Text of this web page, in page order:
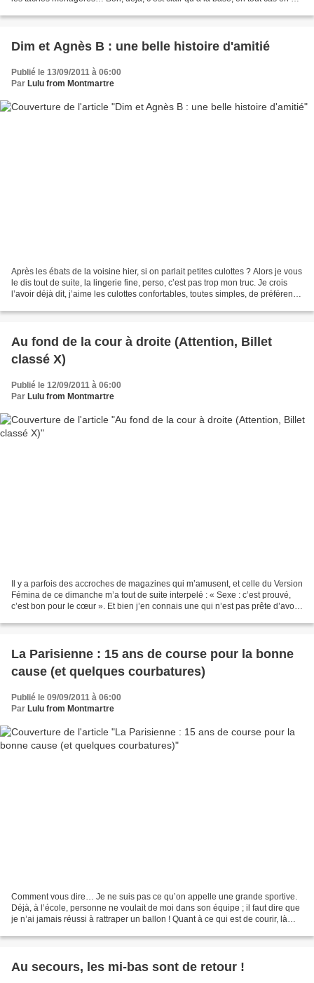
Dim et Agnès B : une belle histoire d'amitié
Publié le 13/09/2011 à 06:00
Par Lulu from Montmartre
Après les ébats de la voisine hier, si on parlait petites culottes ? Alors je vous
le dis tout de suite, la lingerie fine, perso, c’est pas trop mon truc. Je crois
l’avoir déjà dit, j’aime les culottes confortables, toutes simples, de préférence
Au fond de la cour à droite (Attention, Billet
classé X)
Publié le 12/09/2011 à 06:00
Par Lulu from Montmartre
Il y a parfois des accroches de magazines qui m’amusent, et celle du Version
Fémina de ce dimanche m’a tout de suite interpelé : « Sexe : c’est prouvé,
c’est bon pour le cœur ». Et bien j’en connais une qui n’est pas prête d’avoir
La Parisienne : 15 ans de course pour la bonne
cause (et quelques courbatures)
Publié le 09/09/2011 à 06:00
Par Lulu from Montmartre
Comment vous dire… Je ne suis pas ce qu’on appelle une grande sportive.
Déjà, à l’école, personne ne voulait de moi dans son équipe ; il faut dire que
je n’ai jamais réussi à rattraper un ballon ! Quant à ce qui est de courir, là
Au secours, les mi-bas sont de retour !